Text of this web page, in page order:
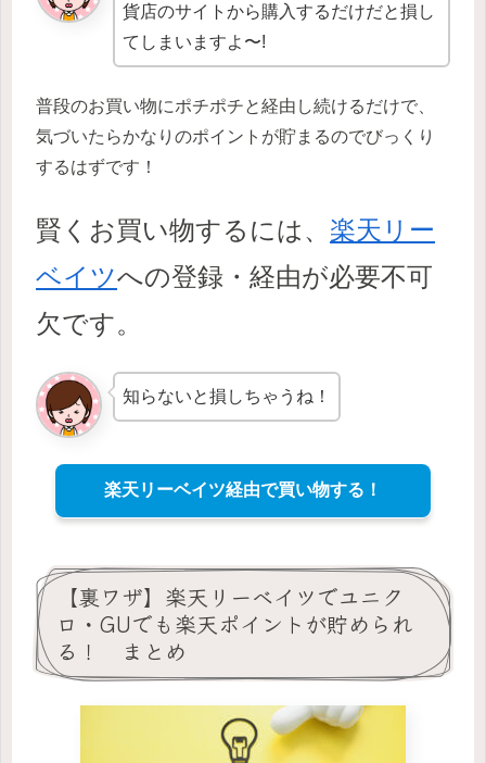
貨店のサイトから購入するだけだと損し
てしまいますよ〜!
普段のお買い物にポチポチと経由し続けるだけで、
気づいたらかなりのポイントが貯まるのでびっくり
するはずです！
賢くお買い物するには、 楽天リー
ベイツへの登録・経由が必要不可
欠です。
知らないと損しちゃうね！
楽天リーベイツ経由で買い物する！
【裏ワザ】楽天リーベイツでユニク
ロ・GUでも楽天ポイントが貯められ
る！ まとめ